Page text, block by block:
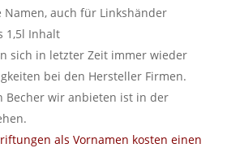
Namen, auch für Linkshänder
1,5l Inhalt
sich in letzter Zeit immer wieder
bei den Hersteller Firmen.
Becher wir anbieten ist in der
als Vornamen kosten einen